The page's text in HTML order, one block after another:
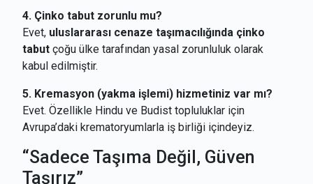
4. Çinko tabut zorunlu mu?
Evet, uluslararası cenaze taşımacılığında çinko
tabut çoğu ülke tarafından yasal zorunluluk olarak
kabul edilmiştir.
5. Kremasyon (yakma işlemi) hizmetiniz var mı?
Evet. Özellikle Hindu ve Budist topluluklar için
Avrupa’daki krematoryumlarla iş birliği içindeyiz.
“Sadece Taşıma Değil, Güven
Taşırız”